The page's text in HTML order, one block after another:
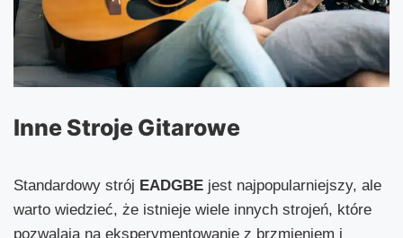
Inne Stroje Gitarowe
Standardowy strój EADGBE jest najpopularniejszy, ale
warto wiedzieć, że istnieje wiele innych strojeń, które
pozwalają na eksperymentowanie z brzmieniem i